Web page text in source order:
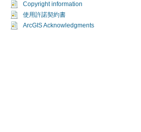
Copyright information
使用許諾契約書
ArcGIS Acknowledgments